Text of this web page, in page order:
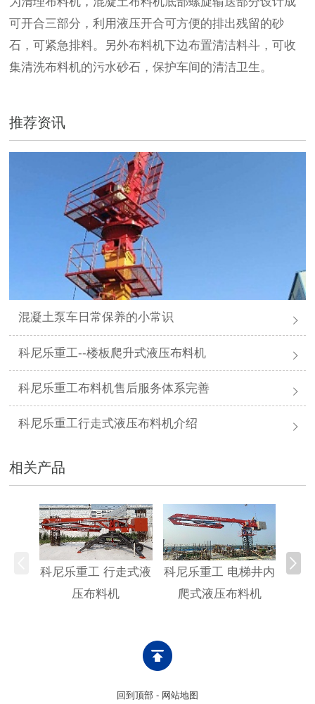
可开合三部分，利用液压开合可方便的排出残留的砂
石，可紧急排料。另外布料机下边布置清洁料斗，可收
集清洗布料机的污水砂石，保护车间的清洁卫生。
推荐资讯
混凝土泵车日常保养的小常识
科尼乐重工--楼板爬升式液压布料机
科尼乐重工布料机售后服务体系完善
科尼乐重工行走式液压布料机介绍
相关产品
科尼乐重工 行走式液
压布料机
科尼乐重工 电梯井内
爬式液压布料机
科尼
回到顶部 - 网站地图